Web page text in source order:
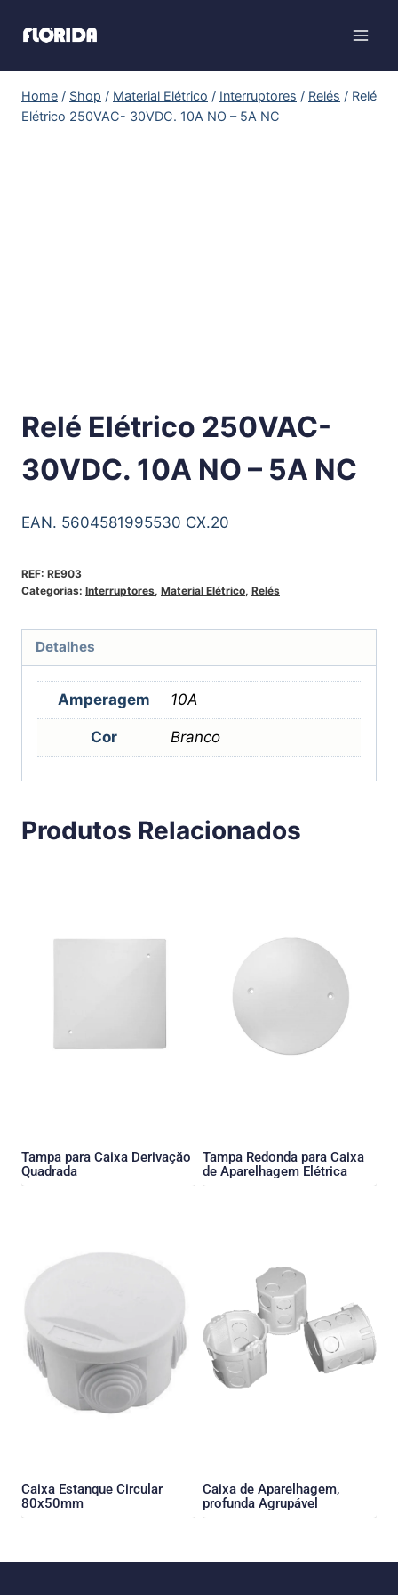
Home / Shop / Material Elétrico / Interruptores / Relés / Relé
Elétrico 250VAC- 30VDC. 10A NO – 5A NC
Relé Elétrico 250VAC-
30VDC. 10A NO – 5A NC
EAN. 5604581995530 CX.20
REF: RE903
Categorias: Interruptores, Material Elétrico, Relés
Detalhes
Amperagem 10A
Cor Branco
Produtos Relacionados
Tampa para Caixa Derivaçăo
Quadrada
Tampa Redonda para Caixa
de Aparelhagem Elétrica
Caixa Estanque Circular
80x50mm
Caixa de Aparelhagem,
profunda Agrupável